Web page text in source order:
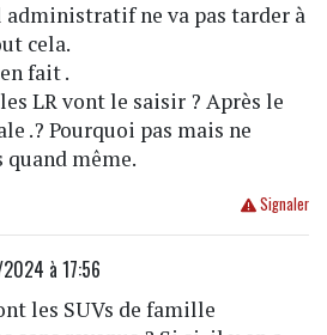
ne va pas tarder à
cela.
fait .
LR vont le saisir ? Après le
.? Pourquoi pas mais ne
même.
Signaler
à 17:56
les SUVs de famille